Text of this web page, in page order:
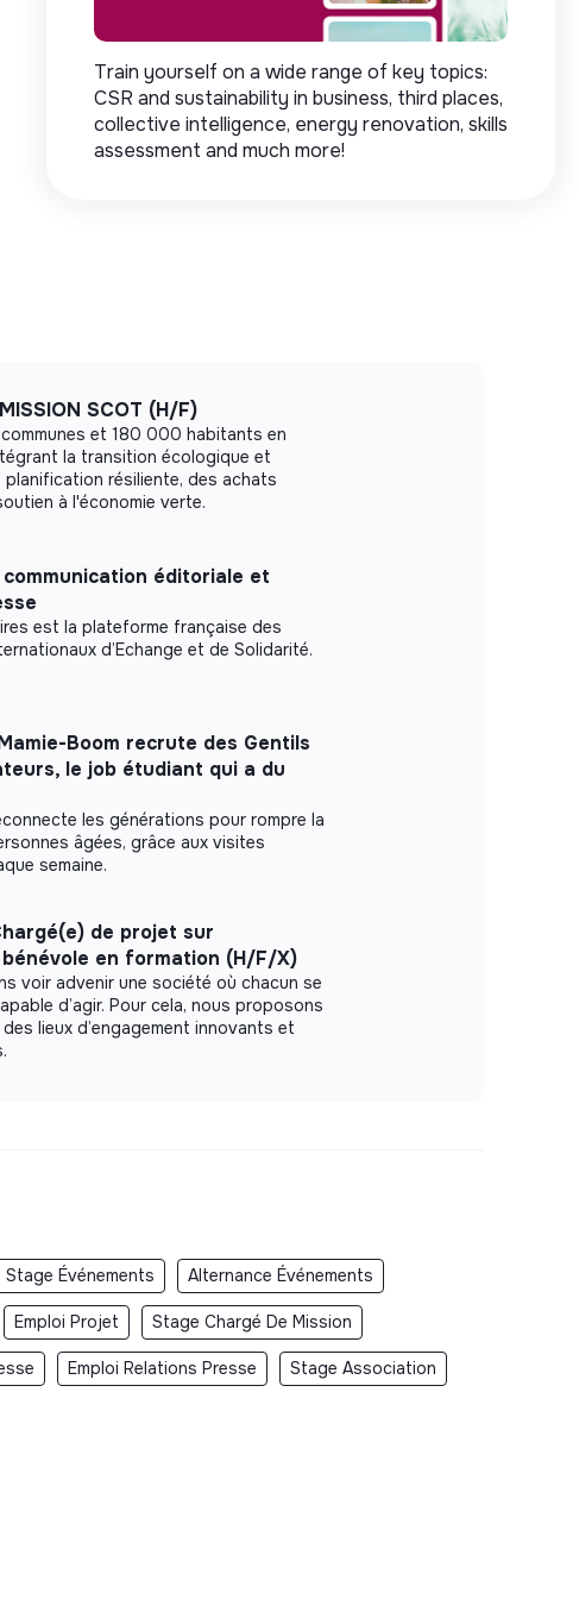
Train yourself on a wide range of key topics:
CSR and sustainability in business, third places,
collective intelligence, energy renovation, skills
assessment and much more!
SCOT (H/F)
et 180 000 habitants en
la transition écologique et
planification résiliente, des achats
à l'économie verte.
communication éditoriale et
est la plateforme française des
d’Echange et de Solidarité.
Boom recrute des Gentils
le job étudiant qui a du
les générations pour rompre la
âgées, grâce aux visites
semaine.
de projet sur
bénévole en formation (H/F/X)
voir advenir une société où chacun se
d’agir. Pour cela, nous proposons
lieux d’engagement innovants et
Stage Événements Alternance Événements
Emploi Projet Stage Chargé De Mission
Emploi Relations Presse Stage Association